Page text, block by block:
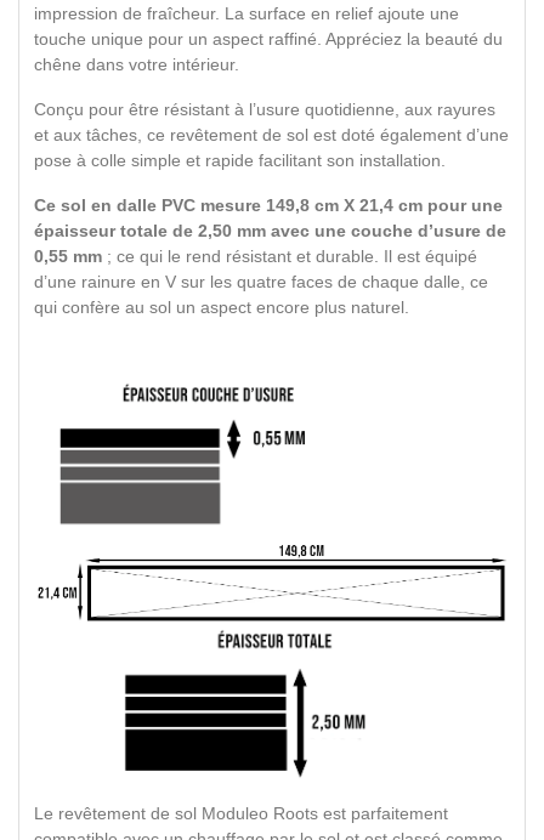
impression de fraîcheur. La surface en relief ajoute une
touche unique pour un aspect raffiné. Appréciez la beauté du
chêne dans votre intérieur.
Conçu pour être résistant à l’usure quotidienne, aux rayures
et aux tâches, ce revêtement de sol est doté également d’une
pose à colle simple et rapide facilitant son installation.
Ce sol en dalle PVC mesure 149,8 cm X 21,4 cm pour une
épaisseur totale de 2,50 mm avec une couche d’usure de
0,55 mm ; ce qui le rend résistant et durable. Il est équipé
d’une rainure en V sur les quatre faces de chaque dalle, ce
qui confère au sol un aspect encore plus naturel.
Le revêtement de sol Moduleo Roots est parfaitement